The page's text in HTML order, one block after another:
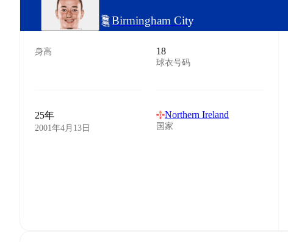
Birmingham City
身高 18
球衣号码
25年
2001年4月13日
Northern Ireland
国家